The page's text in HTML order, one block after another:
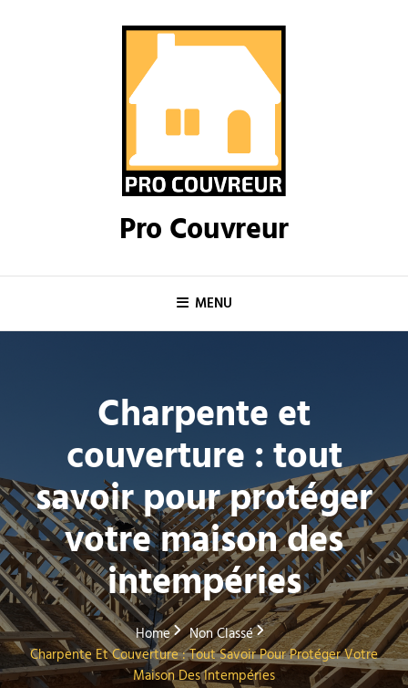
Pro Couvreur
MENU
Charpente et
couverture : tout
savoir pour protéger
votre maison des
intempéries
Home
Non Classé
Charpente Et Couverture : Tout Savoir Pour Protéger Votre
Maison Des Intempéries